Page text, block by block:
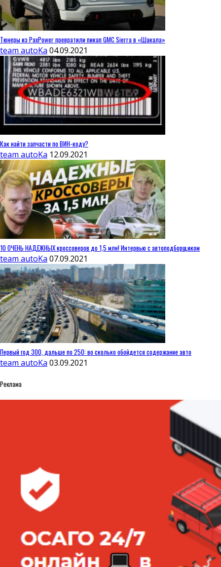
Тюнеры из PaxPower превратили пикап GMC Sierra в «Шакала»
team autoKa 04.09.2021
Как найти запчасти по ВИН-коду?
team autoKa 12.09.2021
10 ОЧЕНЬ НАДЕЖНЫХ кроссоверов до 1,5 млн! Интервью с автоподборщиком
team autoKa 07.09.2021
Первый год 300, дальше по 250: во сколько обойдется содержание авто
team autoKa 03.09.2021
Реклама